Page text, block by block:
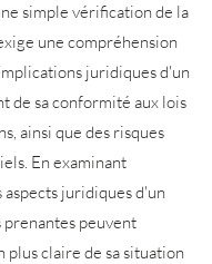
simple vérification de la
une compréhension
juridiques d'un
de sa conformité aux lois
ainsi que des risques
En examinant
juridiques d'un
peuvent
plus claire de sa situation